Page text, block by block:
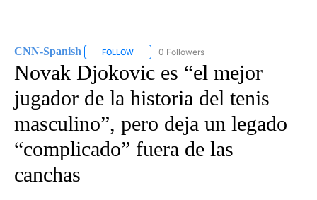
CNN-Spanish FOLLOW FOLLOW "CNN-SPANISH" TO RECEIVE
0 Followers
Novak Djokovic es “el mejor
jugador de la historia del tenis
masculino”, pero deja un legado
“complicado” fuera de las
canchas